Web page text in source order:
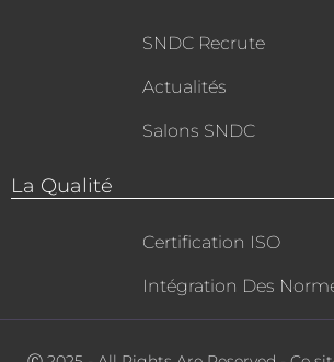
SNDC Recrute
Actualités
Salons SNDC
La Qualité
Certification ISO
Intégration Des